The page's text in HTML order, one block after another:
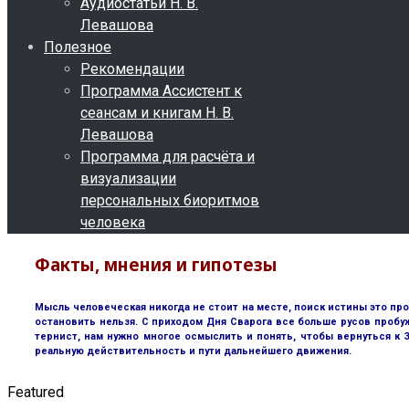
Левашова
Полезное
Рекомендации
Программа Ассистент к
сеансам и книгам Н. В.
Левашова
Программа для расчёта и
визуализации
персональных биоритмов
человека
Факты, мнения и гипотезы
Мысль человеческая никогда не стоит на месте, поиск истины это
остановить нельзя. С приходом Дня Сварога все больше русов
тернист, нам нужно многое осмыслить и понять, чтобы вернуться
реальную действительность и пути дальнейшего движения.
Featured